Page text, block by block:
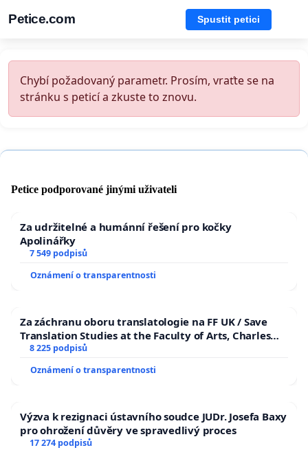
Petice.com Spustit petici
Chybí požadovaný parametr. Prosím, vraťte se na
stránku s peticí a zkuste to znovu.
Petice podporované jinými uživateli
Za udržitelné a humánní řešení pro kočky
Apolinářky
7 549 podpisů
Oznámení o transparentnosti
Za záchranu oboru translatologie na FF UK / Save
Translation Studies at the Faculty of Arts, Charles
University
8 225 podpisů
Oznámení o transparentnosti
Výzva k rezignaci ústavního soudce JUDr. Josefa Baxy
pro ohrožení důvěry ve spravedlivý proces
17 274 podpisů